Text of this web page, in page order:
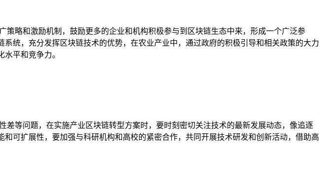
略和激励机制，鼓励更多的企业和机构积极参与到区块链生态中来，形成一个广泛参
统，充分发挥区块链技术的优势，在农业产业中，通过政府的积极引导和相关政策的大力
平和竞争力。
等问题，在实施产业区块链转型方案时，要时刻密切关注技术的最新发展动态，像追逐
可扩展性，要加强与科研机构和高校的紧密合作，共同开展技术研发和创新活动，借助高